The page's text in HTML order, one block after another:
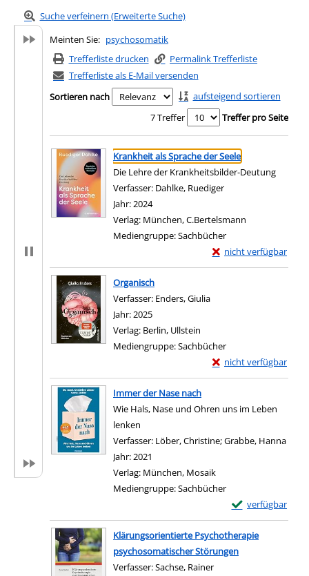
Suche verfeinern (Erweiterte Suche)
Meinten Sie: psychosomatik
Trefferliste drucken
Permalink Trefferliste
Trefferliste als E-Mail versenden
Sortieren nach
aufsteigend sortieren
7 Treffer
Treffer pro Seite
Suchergebnis
Zu den Suchfiltern springen
Krankheit als Sprache der Seele
Die Lehre der Krankheitsbilder-Deutung
Verfasser: Dahlke, Ruediger
Jahr:2024
Verlag: München, C.Bertelsmann
Mediengruppe:Sachbücher
nicht verfügbar
Exemplar-Details von
Zum Download von
Organisch
Verfasser: Enders, Giulia
Jahr:2025
Verlag: Berlin, Ullstein
Mediengruppe:Sachbücher
nicht verfügbar
Exemplar-Details von
Zum Download von
Immer der Nase nach
Wie Hals, Nase und Ohren uns im Leben
lenken
Verfasser: Löber, Christine;Grabbe, Hanna
Jahr:2021
Verlag: München, Mosaik
Mediengruppe:Sachbücher
verfügbar
Exemplar-Details
Zum Download
Klärungsorientierte Psychotherapie
psychosomatischer Störungen
Verfasser:Sachse, Rainer